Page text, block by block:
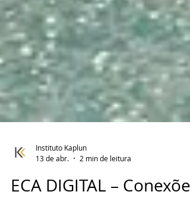
13 de abr.
2 min de leitura